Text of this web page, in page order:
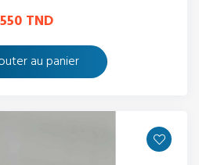
TND
au panier